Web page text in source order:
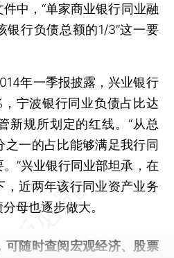
件中，“单家商业银行同业融
银行负债总额的1/3”这一要
年一季报披露，兴业银行
，宁波银行同业负债占比达
新规所划定的红线。“从总
一的占比能够满足我行同
”兴业银行同业部坦承，在
，近两年该行同业资产业务
母也逐步做大。
可随时查阅宏观经济、股票